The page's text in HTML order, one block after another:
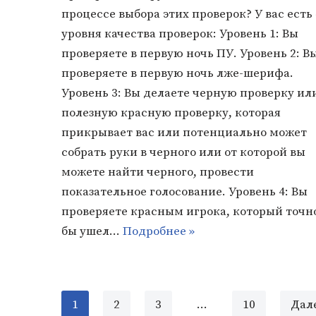
процессе выбора этих проверок? У вас есть
уровня качества проверок: Уровень 1: Вы
проверяете в первую ночь ПУ. Уровень 2:
проверяете в первую ночь лже-шерифа.
Уровень 3: Вы делаете черную проверку
полезную красную проверку, которая
прикрывает вас или потенциально может
собрать руки в черного или от которой вы
можете найти черного, провести
показательное голосование. Уровень 4: Вы
проверяете красным игрока, который
бы ушел… Подробнее »
1 2 3 … 10